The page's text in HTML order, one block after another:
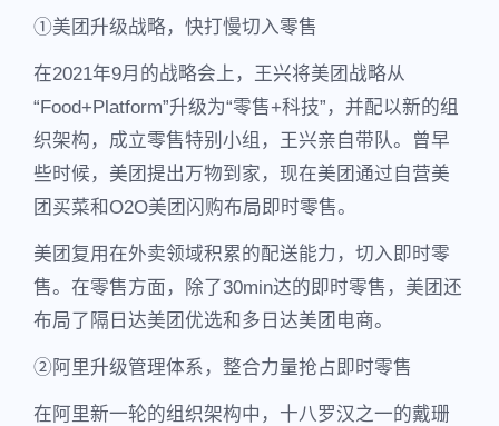
①美团升级战略，快打慢切入零售
在2021年9月的战略会上，王兴将美团战略从
“Food+Platform”升级为“零售+科技”，并配以新的组
织架构，成立零售特别小组，王兴亲自带队。曾早
些时候，美团提出万物到家，现在美团通过自营美
团买菜和O2O美团闪购布局即时零售。
美团复用在外卖领域积累的配送能力，切入即时零
售。在零售方面，除了30min达的即时零售，美团还
布局了隔日达美团优选和多日达美团电商。
②阿里升级管理体系，整合力量抢占即时零售
在阿里新一轮的组织架构中，十八罗汉之一的戴珊